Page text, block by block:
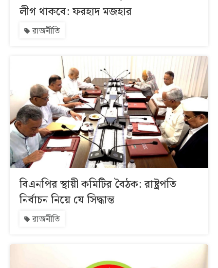
লীগ থাকবে: ফরহাদ মজহার
রাজনীতি
বিএনপির স্থায়ী কমিটির বৈঠক: রাষ্ট্রপতি
নির্বাচন নিয়ে যে সিদ্ধান্ত
রাজনীতি